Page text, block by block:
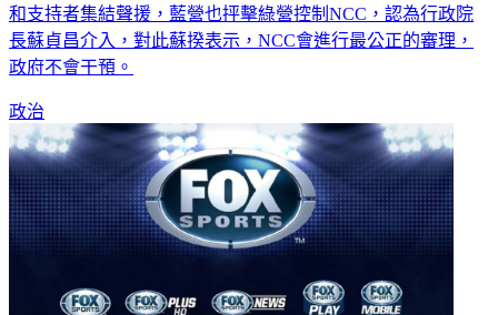
和支持者集結聲援，藍營也抨擊綠營控制NCC，認為行政院
長蘇貞昌介入，對此蘇揆表示，NCC會進行最公正的審理，
政府不會干預。
政治